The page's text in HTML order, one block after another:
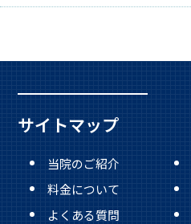
サイトマップ
当院のご紹介
料金について
よくある質問